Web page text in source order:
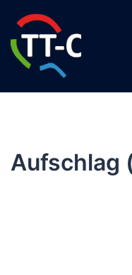
Aufschlag